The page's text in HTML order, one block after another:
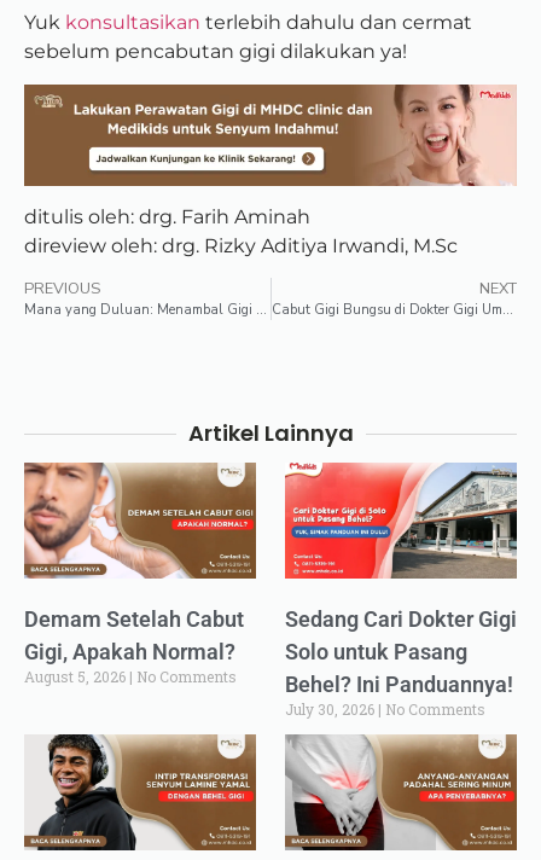
Yuk konsultasikan terlebih dahulu dan cermat
sebelum pencabutan gigi dilakukan ya!
ditulis oleh: drg. Farih Aminah
direview oleh: drg. Rizky Aditiya Irwandi, M.Sc
PREVIOUS
Mana yang Duluan: Menambal Gigi Berlubang atau Bersihkan Karang Gigi?
NEXT
Cabut Gigi Bungsu di Dokter Gigi Umum atau Dokter Bedah Mulut?
Artikel Lainnya
Demam Setelah Cabut
Gigi, Apakah Normal?
August 5, 2026 No Comments
Sedang Cari Dokter Gigi
Solo untuk Pasang
Behel? Ini Panduannya!
July 30, 2026 No Comments